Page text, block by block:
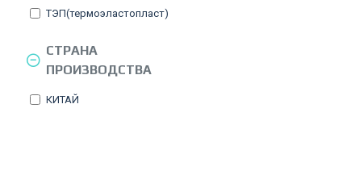
СТРАНА
ПРОИЗВОДСТВА
КИТАЙ
ТЭП(термоэластопласт)